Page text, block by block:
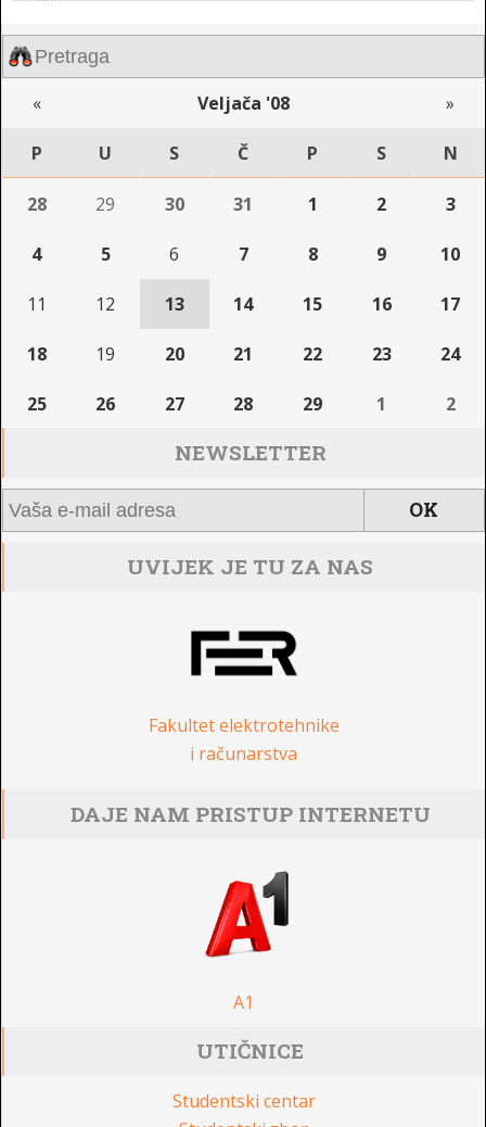
« Veljača '08 »
P U S Č P S N
28 29 30 31 1 2 3
4 5 6 7 8 9 10
11 12 13 14 15 16 17
18 19 20 21 22 23 24
25 26 27 28 29 1 2
NEWSLETTER
UVIJEK JE TU ZA NAS
Fakultet elektrotehnike
i računarstva
DAJE NAM PRISTUP INTERNETU
A1
UTIČNICE
Studentski centar